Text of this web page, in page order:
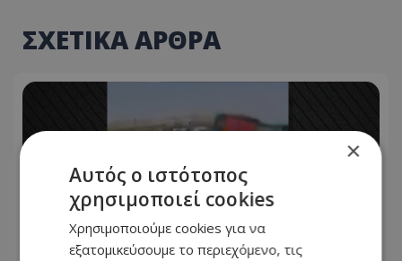
ΣΧΕΤΙΚΑ ΑΡΘΡΑ
×
Αυτός ο ιστότοπος
χρησιμοποιεί cookies
Χρησιμοποιούμε cookies για να
εξατομικεύσουμε το περιεχόμενο, τις